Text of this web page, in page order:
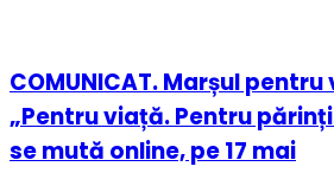
COMUNICAT. Marșul
„Pentru viață. Pentru
se mută online, pe 17 mai